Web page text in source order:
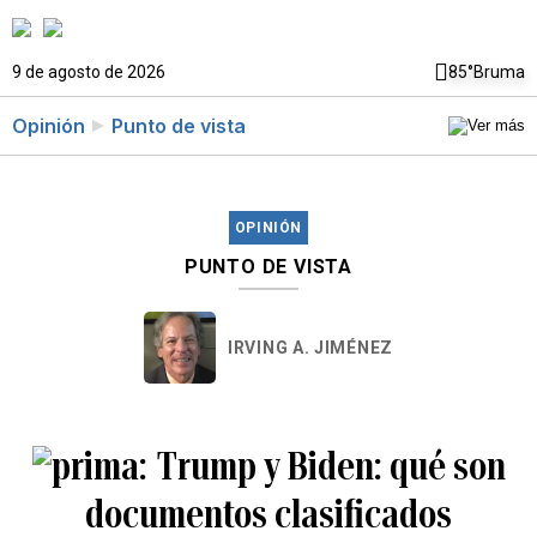
9 de agosto de 2026 85°Bruma
Opinión Punto de vista
OPINIÓN
PUNTO DE VISTA
IRVING A. JIMÉNEZ
Trump y Biden: qué son
documentos clasificados